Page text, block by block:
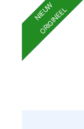
NIEUW
ORIGINEEL